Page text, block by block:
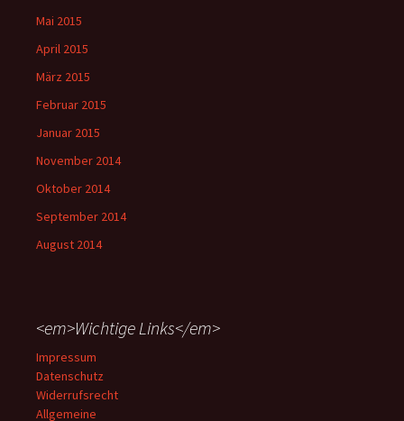
Mai 2015
April 2015
März 2015
Februar 2015
Januar 2015
November 2014
Oktober 2014
September 2014
August 2014
<em>Wichtige Links</em>
Impressum
Datenschutz
Widerrufsrecht
Allgemeine